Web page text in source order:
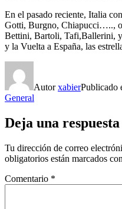
En el pasado reciente, Italia
Gotti, Burgno, Chiapucci….., o
Bettini, Bartoli, Tafi,Ballerini,
y la Vuelta a España, las
AutorxabierPublicado
General
Deja una respuesta
Tu dirección de correo
obligatorios están marcados con
Comentario *